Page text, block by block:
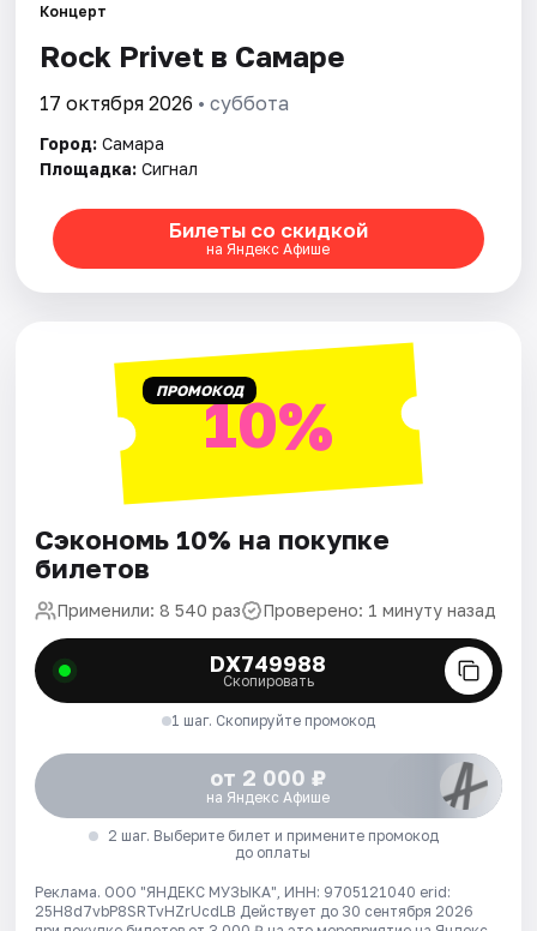
Города
Площадки
Артисты
Рейтинги
Концерт
Rock Privet в Самаре
17 октября 2026 • суббота
Город: Самара
Площадка: Сигнал
Билеты со скидкой
на Яндекс Афише
ПРОМОКОД10%
Сэкономь 10% на покупке
билетов
Применили: 8 540 раз Проверено: 1 минуту назад
DX749988
Скопировать
1 шаг. Скопируйте промокод
от 2 000 ₽
на Яндекс Афише
2 шаг. Выберите билет и примените промокод
до оплаты
Реклама. ООО "ЯНДЕКС МУЗЫКА", ИНН: 9705121040 erid:
25H8d7vbP8SRTvHZrUcdLB Действует до 30 сентября 2026